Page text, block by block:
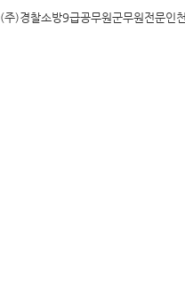
(주)경찰소방9급공무원군무원전문